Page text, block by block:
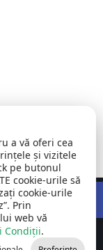
©
2026
Toate
drepturile
SRL
a vă oferi cea
și vizitele
pe butonul
cookie-urile să
cookie-urile
Prin
web vă
Condiții.